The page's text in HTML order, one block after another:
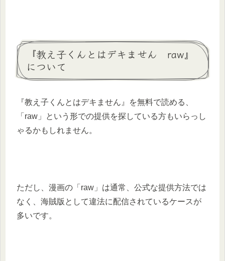
『教え子くんとはデキません raw』
について
『教え子くんとはデキません』を無料で読める、
「raw」という形での提供を探している方もいらっし
ゃるかもしれません。
ただし、漫画の「raw」は通常、公式な提供方法では
なく、海賊版として違法に配信されているケースが
多いです。